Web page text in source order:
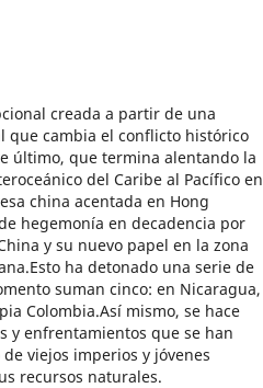
creada a partir de una
cambia el conflicto histórico
último, que termina alentando la
del Caribe al Pacífico en
china acentada en Hong
hegemonía en decadencia por
y su nuevo papel en la zona
ha detonado una serie de
suman cinco: en Nicaragua,
Colombia.Así mismo, se hace
y enfrentamientos que se han
viejos imperios y jóvenes
recursos naturales.